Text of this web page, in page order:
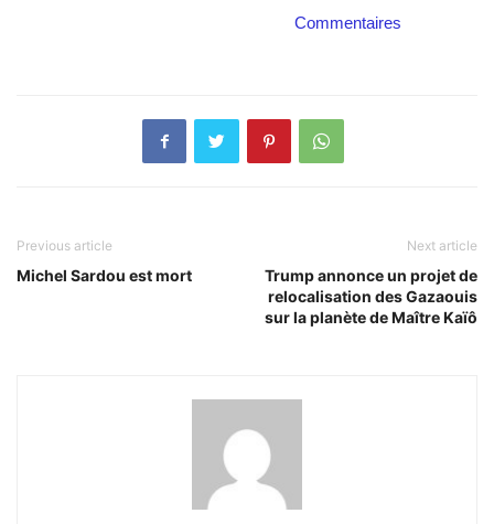
Commentaires
Previous article
Michel Sardou est mort
Next article
Trump annonce un projet de
relocalisation des Gazaouis
sur la planète de Maître Kaïô